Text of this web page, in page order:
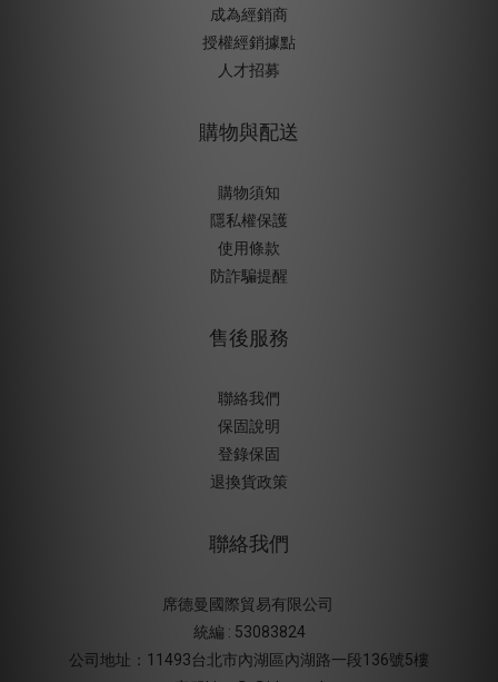
成為經銷商
授權經銷據點
人才招募
購物與配送
購物須知
隱私權保護
使用條款
防詐騙提醒
售後服務
聯絡我們
保固說明
登錄保固
退換貨政策
聯絡我們
席德曼國際貿易有限公司
統編 : 53083824
公司地址：11493台北市內湖區內湖路一段136號5樓